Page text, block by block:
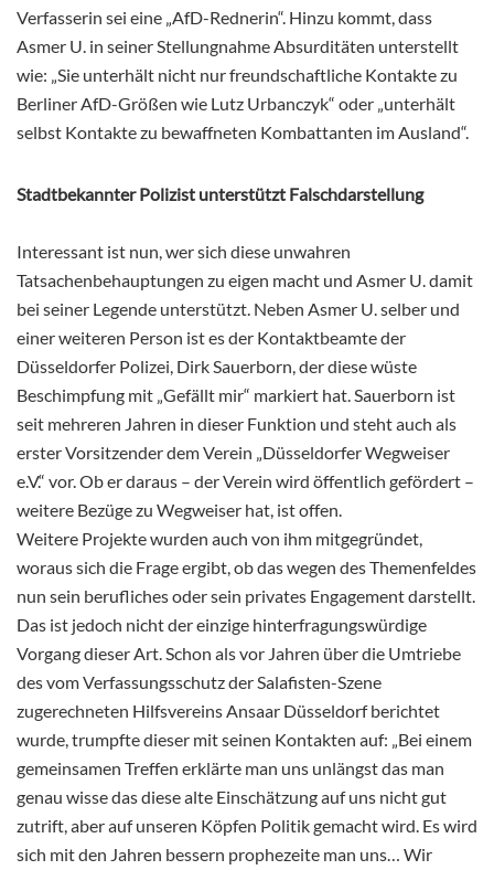
Verfasserin sei eine „AfD-Rednerin“. Hinzu kommt, dass
Asmer U. in seiner Stellungnahme Absurditäten unterstellt
wie: „Sie unterhält nicht nur freundschaftliche Kontakte zu
Berliner AfD-Größen wie Lutz Urbanczyk“ oder „unterhält
selbst Kontakte zu bewaffneten Kombattanten im Ausland“.
Stadtbekannter Polizist unterstützt Falschdarstellung
Interessant ist nun, wer sich diese unwahren
Tatsachenbehauptungen zu eigen macht und Asmer U. damit
bei seiner Legende unterstützt. Neben Asmer U. selber und
einer weiteren Person ist es der Kontaktbeamte der
Düsseldorfer Polizei, Dirk Sauerborn, der diese wüste
Beschimpfung mit „Gefällt mir“ markiert hat. Sauerborn ist
seit mehreren Jahren in dieser Funktion und steht auch als
erster Vorsitzender dem Verein „Düsseldorfer Wegweiser
e.V.“ vor. Ob er daraus – der Verein wird öffentlich gefördert –
weitere Bezüge zu Wegweiser hat, ist offen.
Weitere Projekte wurden auch von ihm mitgegründet,
woraus sich die Frage ergibt, ob das wegen des Themenfeldes
nun sein berufliches oder sein privates Engagement darstellt.
Das ist jedoch nicht der einzige hinterfragungswürdige
Vorgang dieser Art. Schon als vor Jahren über die Umtriebe
des vom Verfassungsschutz der Salafisten-Szene
zugerechneten Hilfsvereins Ansaar Düsseldorf berichtet
wurde, trumpfte dieser mit seinen Kontakten auf: „Bei einem
gemeinsamen Treffen erklärte man uns unlängst das man
genau wisse das diese alte Einschätzung auf uns nicht gut
zutrift, aber auf unseren Köpfen Politik gemacht wird. Es wird
sich mit den Jahren bessern prophezeite man uns… Wir